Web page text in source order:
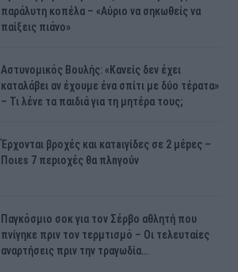
παράλυτη κοπέλα – «Αύριο να σηκωθείς να
παίξεις πιάνο»
Αστυνομικός Bουλής: «Κανείς δεν έχει
καταλάβει αν έχουμε ένα σπίτι με δύο τέρατα»
– Τι λένε τα παιδιά για τη μητέρα τους;
Έρχονται βροχές και κατaιγίδες σε 2 μέpες –
Ποιεs 7 πεpιοχές θα πλnγούν
Παγκόσμιο σοκ για τον Σέρβο αθλητή που
πνίγηκε πριν τον τερμτισμό – Οι τελευταίες
αναρτήσεις πριν την τραγωδία…